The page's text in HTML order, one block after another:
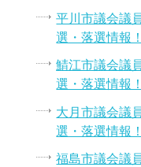
平川市議会議
選・落選情報！
鯖江市議会議
選・落選情報！
大月市議会議
選・落選情報！
福島市議会議